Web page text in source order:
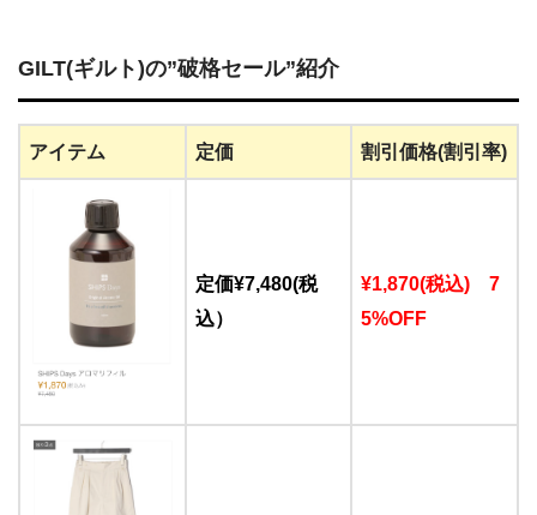
GILT(ギルト)の”破格セール”紹介
アイテム 定価 割引価格(割引率)
定価¥7,480(税
込）
¥1,870(税込) 7
5%OFF